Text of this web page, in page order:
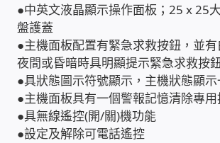
捷元電腦 NUC迷你電腦 伺服器
飛碟 不斷電 UPS / 穩壓器 AVR
遠距教學、在家辦公
USB隨插即用視訊攝影機
●中英文液晶顯示操作面板；25 x 25
盤護蓋
●主機面板配置有緊急求救按鈕，並
夜間或昏暗時具明顯提示緊急求救按
●具狀態圖示符號顯示，主機狀態顯
●主機面板具有一個警報記憶清除專
●具無線遙控(開/關)機功能
●設定及解除可電話遙控